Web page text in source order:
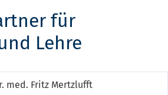
für
Lehre
med. Fritz Mertzlufft